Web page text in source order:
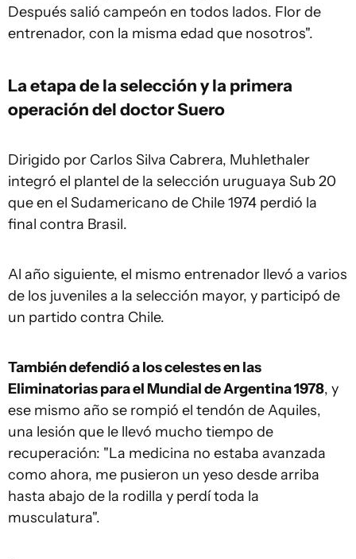
Después salió campeón en todos lados. Flor de
entrenador, con la misma edad que nosotros".
La etapa de la selección y la primera
operación del doctor Suero
Dirigido por Carlos Silva Cabrera, Muhlethaler
integró el plantel de la selección uruguaya Sub 20
que en el Sudamericano de Chile 1974 perdió la
final contra Brasil.
Al año siguiente, el mismo entrenador llevó a varios
de los juveniles a la selección mayor, y participó de
un partido contra Chile.
También defendió a los celestes en las
Eliminatorias para el Mundial de Argentina 1978, y
ese mismo año se rompió el tendón de Aquiles,
una lesión que le llevó mucho tiempo de
recuperación: "La medicina no estaba avanzada
como ahora, me pusieron un yeso desde arriba
hasta abajo de la rodilla y perdí toda la
musculatura".